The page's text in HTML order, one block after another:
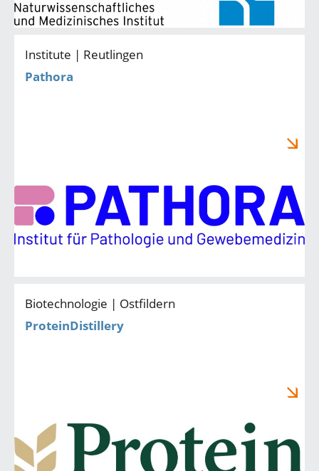
Institute | Reutlingen
Pathora
Biotechnologie | Ostfildern
ProteinDistillery